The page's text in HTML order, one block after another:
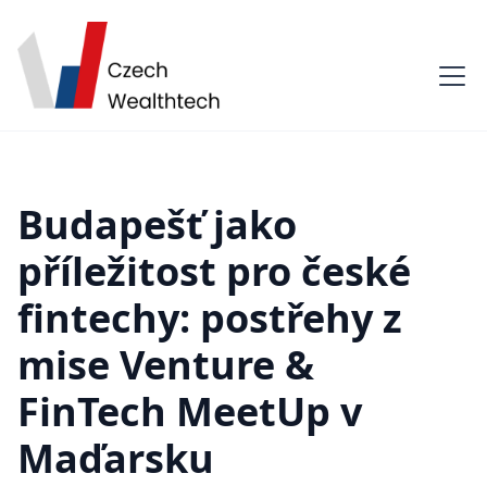
Budapešť jako
příležitost pro české
fintechy: postřehy z
mise Venture &
FinTech MeetUp v
Maďarsku